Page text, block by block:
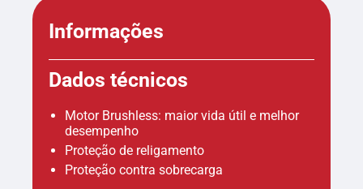
Informações
Dados técnicos
Motor Brushless: maior vida útil e melhor
desempenho
Proteção de religamento
Proteção contra sobrecarga